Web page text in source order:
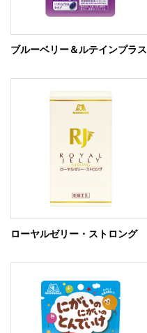
ブルーベリー＆ルテインプラス
ローヤルゼリー・ストロング